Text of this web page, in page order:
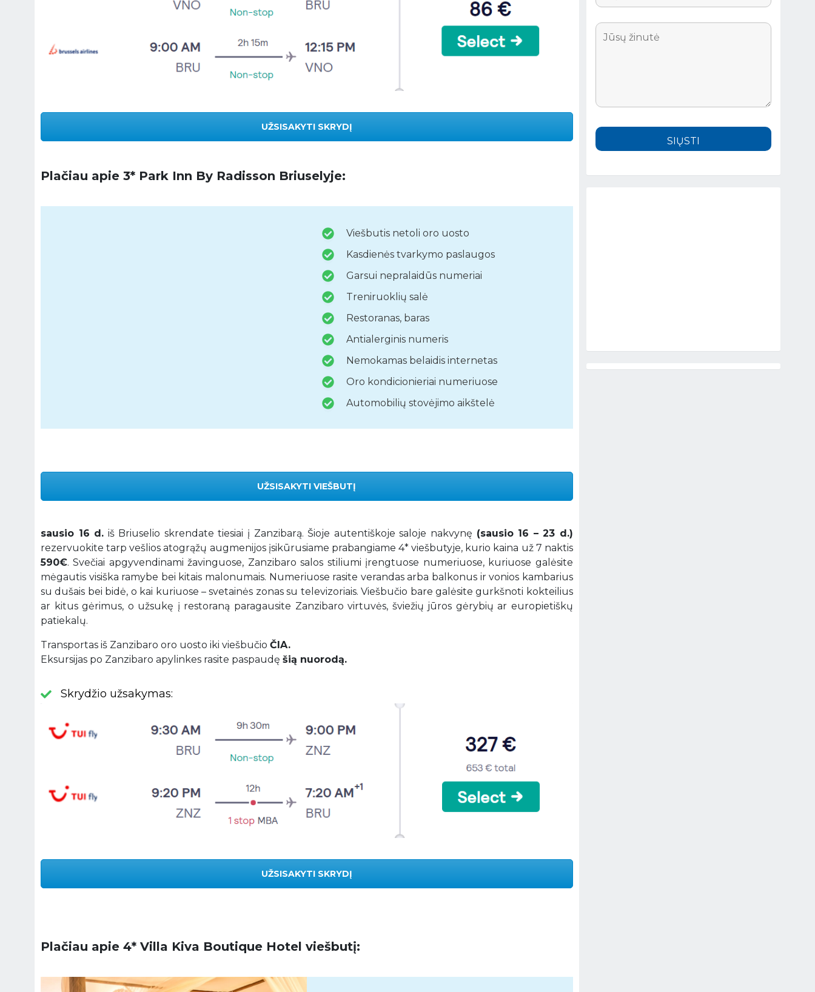
UŽSISAKYTI SKRYDĮ
Plačiau apie 3* Park Inn By Radisson Briuselyje:
Viešbutis netoli oro uosto
Kasdienės tvarkymo paslaugos
Garsui nepralaidūs numeriai
Treniruoklių salė
Restoranas, baras
Antialerginis numeris
Nemokamas belaidis internetas
Oro kondicionieriai numeriuose
Automobilių stovėjimo aikštelė
UŽSISAKYTI VIEŠBUTĮ
sausio 16 d. iš Briuselio skrendate tiesiai į Zanzibarą. Šioje autentiškoje saloje nakvynę (sausio 16 – 23 d.)
rezervuokite tarp vešlios atogrąžų augmenijos įsikūrusiame prabangiame 4* viešbutyje, kurio kaina už 7 naktis
590€. Svečiai apgyvendinami žavinguose, Zanzibaro salos stiliumi įrengtuose numeriuose, kuriuose galėsite
mėgautis visiška ramybe bei kitais malonumais. Numeriuose rasite verandas arba balkonus ir vonios kambarius
su dušais bei bidė, o kai kuriuose – svetainės zonas su televizoriais. Viešbučio bare galėsite gurkšnoti kokteilius
ar kitus gėrimus, o užsukę į restoraną paragausite Zanzibaro virtuvės, šviežių jūros gėrybių ar europietiškų
patiekalų.
Transportas iš Zanzibaro oro uosto iki viešbučio ČIA.
Eksursijas po Zanzibaro apylinkes rasite paspaudę šią nuorodą.
Skrydžio užsakymas:
UŽSISAKYTI SKRYDĮ
Plačiau apie 4* Villa Kiva Boutique Hotel viešbutį: